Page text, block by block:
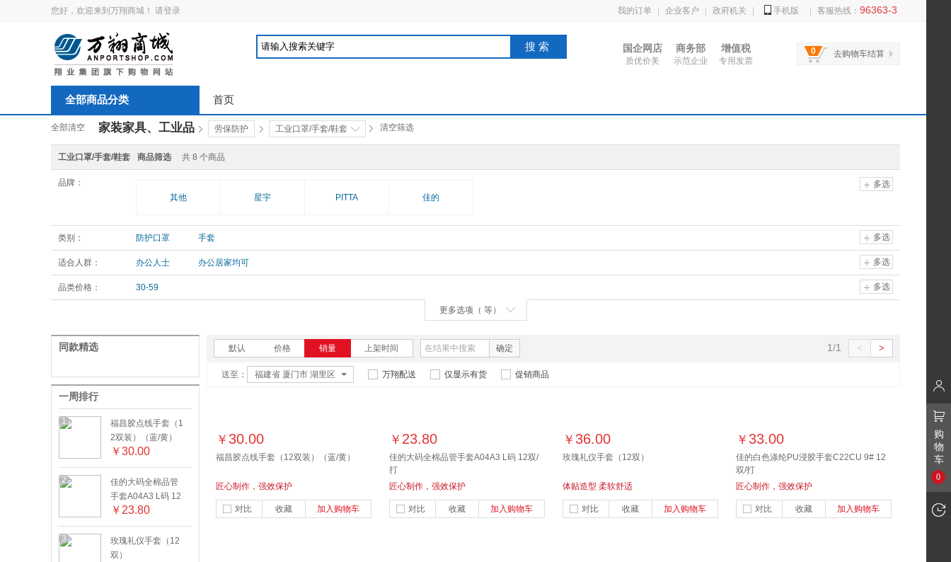
您好，欢迎来到万翔商城！ 请登录 我的订单 企业客户 政府机关 手机版 客服热线： 96363-3
搜索 国企网店
质优价美
商务部
示范企业
增值税
专用发票
0 去购物车结算
全部商品分类 首页
全部清空 家装家具、工业品 劳保防护 工业口罩/手套/鞋套 清空筛选
工业口罩/手套/鞋套 商品筛选 共 8 个商品
多选
品牌：
其他
星宇 PITTA 佳的
多选
类别： 防护口罩 手套
多选
适合人群： 办公人士 办公居家均可
多选
品类价格： 30-59
更多选项（ 等）
同款精选
一周排行
1
福昌胶点线手套（1
2双装）（蓝/黄）
￥30.00
2
佳的大码全棉品管
手套A04A3 L码 12
双/打
￥ 23.80
3
玫瑰礼仪手套（12
双）
默认 价格 销量 上架时间 确定 1/1 >
<
送至： 福建省 厦门市 湖里区 万翔配送 仅显示有货 促销商品
￥ 30.00
福昌胶点线手套（12双装）（蓝/黄）
匠心制作，强效保护
对比 收藏 加入购物车
￥ 23.80
佳的大码全棉品管手套A04A3 L码 12双/
打
匠心制作，强效保护
对比 收藏 加入购物车
￥ 36.00
玫瑰礼仪手套（12双）
体贴造型 柔软舒适
对比 收藏 加入购物车
￥ 33.00
佳的白色涤纶PU浸胶手套C22CU 9# 12
双/打
匠心制作，强效保护
对比 收藏 加入购物车
购
物
车
0